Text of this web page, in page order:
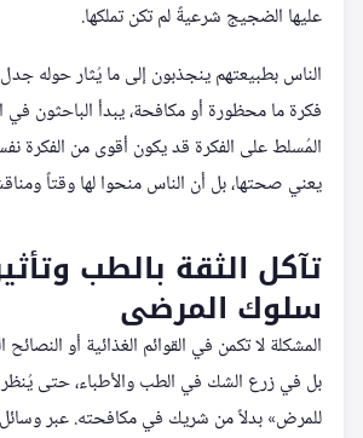
عليها الضجيج شرعيةً لم تكن تملكها.
الناس بطبيعتهم ينجذبون إلى ما يُثار حوله
فكرة ما محظورة أو مكافحة، يبدأ الباحثون في
المُسلط على الفكرة قد يكون أقوى من الفكرة
يعني صحتها، بل أن الناس منحوا لها وقتاً
تآكل الثقة بالطب
سلوك المرضى
المشكلة لا تكمن في القوائم الغذائية أو النصائح
بل في زرع الشك في الطب والأطباء، حتى يُنظر
للمرض» بدلاً من شريك في مكافحته. عبر